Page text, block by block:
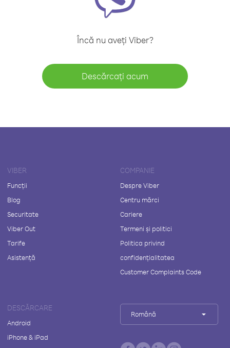
Încă nu aveți Viber?
Descărcați acum
VIBER
Funcții
Blog
Securitate
Viber Out
Tarife
Asistență
COMPANIE
Despre Viber
Centru mărci
Cariere
Termeni și politici
Politica privind
confidențialitatea
Customer Complaints Code
DESCĂRCARE
Android
iPhone & iPad
Română